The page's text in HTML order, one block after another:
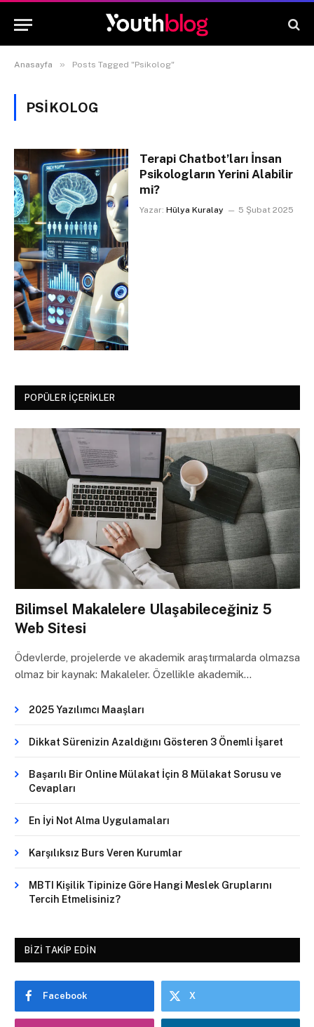
Anasayfa » Posts Tagged "Psikolog"
PSIKOLOG
Terapi Chatbot’ları İnsan
Psikologların Yerini Alabilir
mi?
Yazar: Hülya Kuralay 5 Şubat 2025
POPÜLER İÇERIKLER
Bilimsel Makalelere Ulaşabileceğiniz 5
Web Sitesi
Ödevlerde, projelerde ve akademik araştırmalarda olmazsa
olmaz bir kaynak: Makaleler. Özellikle akademik…
2025 Yazılımcı Maaşları
Dikkat Sürenizin Azaldığını Gösteren 3 Önemli İşaret
Başarılı Bir Online Mülakat İçin 8 Mülakat Sorusu ve
Cevapları
En İyi Not Alma Uygulamaları
Karşılıksız Burs Veren Kurumlar
MBTI Kişilik Tipinize Göre Hangi Meslek Gruplarını
Tercih Etmelisiniz?
BIZI TAKIP EDIN
Facebook X